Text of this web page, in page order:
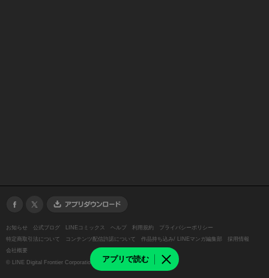
アプリで読む
お知らせ 公式ブログ LINEコミックス ヘルプ 利用規約
プライバシーポリシー
特定商取引法について
コンテンツ配信許諾について 作品持ち込み/ LINEマンガ編集部
採用情報
会社概要
© LINE Digital Frontier Corporation